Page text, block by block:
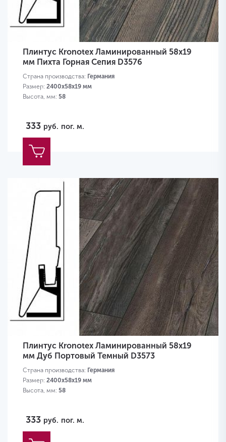
Плинтус Kronotex Ламинированный 58х19
мм Пихта Горная Сепия D3576
Страна производства: Германия
Размер: 2400х58х19 мм
Высота, мм: 58
333 руб. пог. м.
Плинтус Kronotex Ламинированный 58х19
мм Дуб Портовый Темный D3573
Страна производства: Германия
Размер: 2400х58х19 мм
Высота, мм: 58
333 руб. пог. м.